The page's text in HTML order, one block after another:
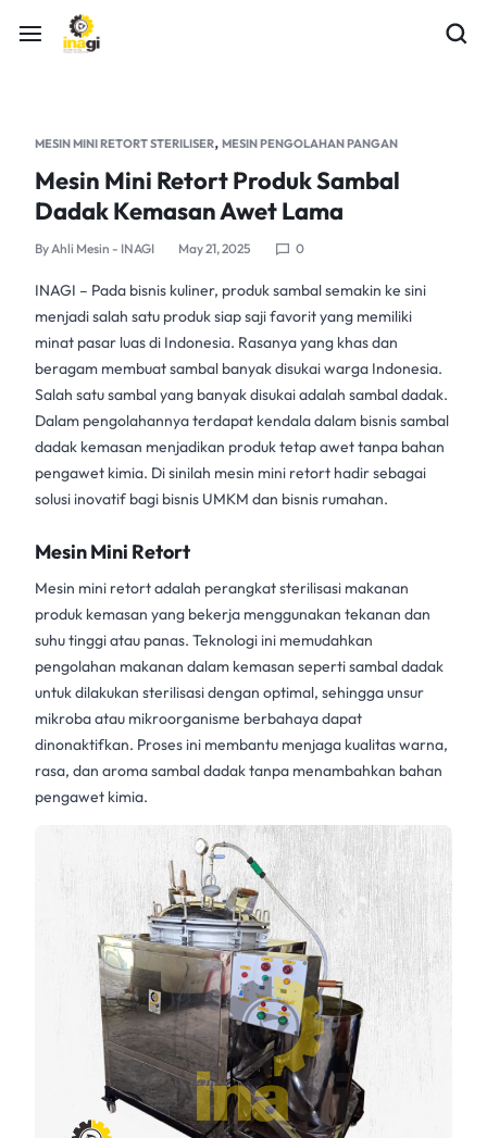
MESIN MINI RETORT STERILISER, MESIN PENGOLAHAN PANGAN
Mesin Mini Retort Produk Sambal
Dadak Kemasan Awet Lama
ByAhli Mesin - INAGI May 21, 2025 0
INAGI – Pada bisnis kuliner, produk sambal semakin ke sini
menjadi salah satu produk siap saji favorit yang memiliki
minat pasar luas di Indonesia. Rasanya yang khas dan
beragam membuat sambal banyak disukai warga Indonesia.
Salah satu sambal yang banyak disukai adalah sambal dadak.
Dalam pengolahannya terdapat kendala dalam bisnissambal
dadak kemasan menjadikan produk tetap awet tanpa bahan
pengawet kimia. Di sinilah mesin mini retort hadir sebagai
solusi inovatif bagi bisnis UMKM dan bisnis rumahan.
Mesin Mini Retort
Mesin mini retortadalah perangkat sterilisasi makanan
produk kemasan yang bekerja menggunakan tekanan dan
suhu tinggi atau panas. Teknologi ini memudahkan
pengolahan makanan dalam kemasan sepertisambal dadak
untuk dilakukan sterilisasi dengan optimal, sehingga unsur
mikroba atau mikroorganisme berbahaya dapat
dinonaktifkan. Proses ini membantu menjaga kualitas warna,
rasa, dan aromasambal dadaktanpa menambahkan bahan
pengawet kimia.